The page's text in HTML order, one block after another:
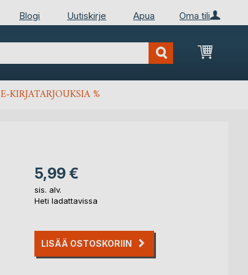
Oma tili
Blogi Uutiskirje Apua
E-KIRJATARJOUKSIA %
5,99 €
sis. alv.
Heti ladattavissa
LISÄÄ OSTOSKORIIN